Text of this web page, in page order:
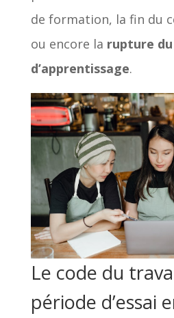
de formation, la fin du
ou encore la rupture
d’apprentissage.
Le code du
période d’essai